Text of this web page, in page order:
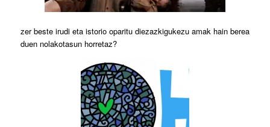
zer beste irudi eta istorio oparitu diezazkigukezu amak hain berea
duen nolakotasun horretaz?